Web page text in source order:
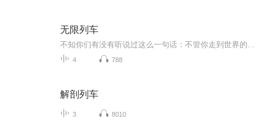
无限列车
4 788
解剖列车
3 8010